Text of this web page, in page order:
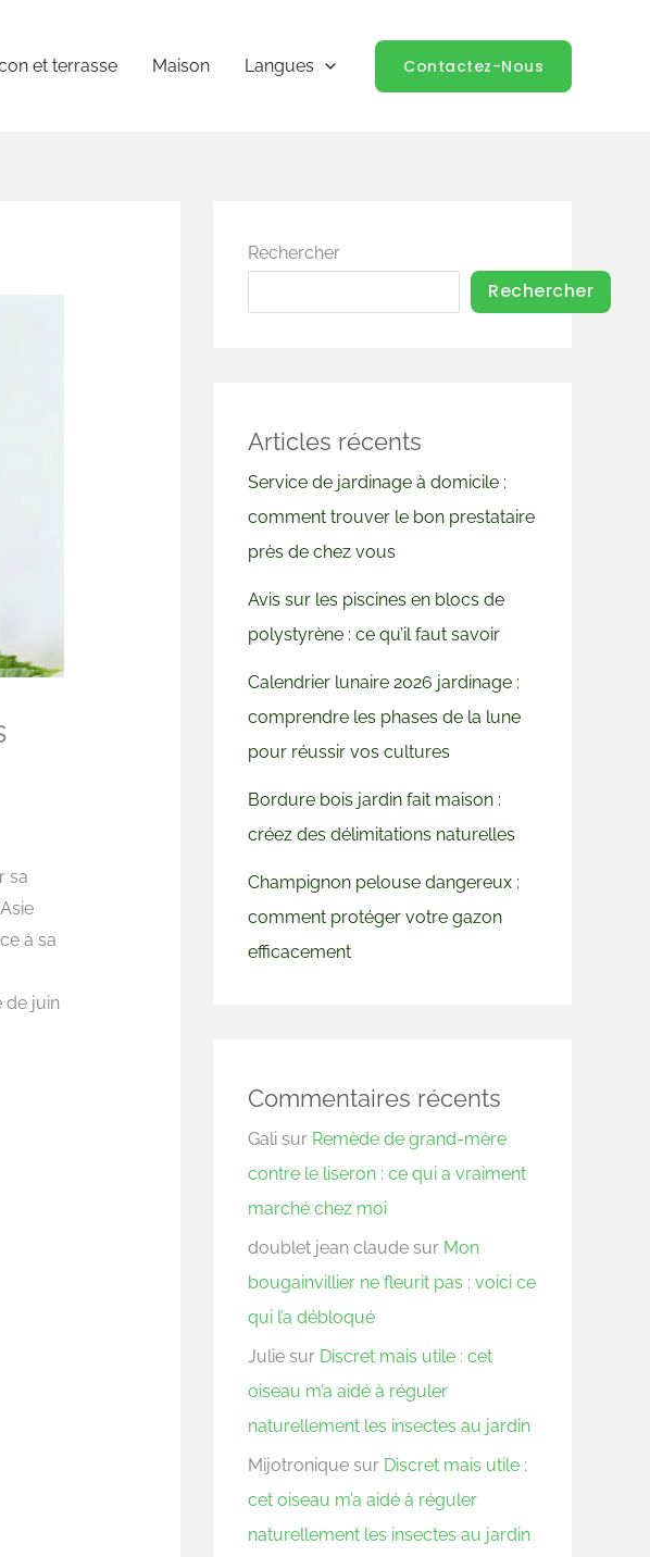
et terrasse Maison Langues Contactez-Nous
sa
à sa
de juin
Rechercher
Rechercher
Articles récents
Service de jardinage à domicile :
comment trouver le bon prestataire
près de chez vous
Avis sur les piscines en blocs de
polystyrène : ce qu’il faut savoir
Calendrier lunaire 2026 jardinage :
comprendre les phases de la lune
pour réussir vos cultures
Bordure bois jardin fait maison :
créez des délimitations naturelles
Champignon pelouse dangereux :
comment protéger votre gazon
efficacement
Commentaires récents
Gali sur Remède de grand-mère
contre le liseron : ce qui a vraiment
marché chez moi
doublet jean claude sur Mon
bougainvillier ne fleurit pas : voici ce
qui l’a débloqué
Julie sur Discret mais utile : cet
oiseau m’a aidé à réguler
naturellement les insectes au jardin
Mijotronique sur Discret mais utile :
cet oiseau m’a aidé à réguler
naturellement les insectes au jardin